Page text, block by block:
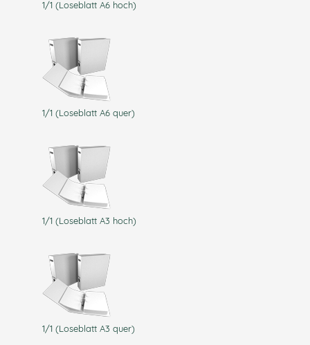
1/1 (Loseblatt A6 hoch)
1/1 (Loseblatt A6 quer)
1/1 (Loseblatt A3 hoch)
1/1 (Loseblatt A3 quer)